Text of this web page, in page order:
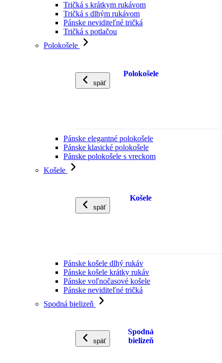
Tričká s krátkym rukávom
Tričká s dlhým rukávom
Pánske neviditeľné tričká
Tričká s potlačou
Polokošele
späť
Polokošele
Pánske elegantné polokošele
Pánske klasické polokošele
Pánske polokošele s vreckom
Košele
späť
Košele
Pánske košele dlhý rukáv
Pánske košele krátky rukáv
Pánske voľnočasové košele
Pánske neviditeľné tričká
Spodná bielizeň
späť
Spodná
bielizeň